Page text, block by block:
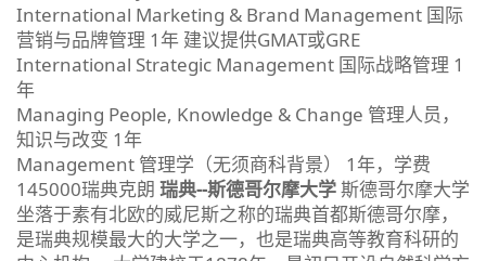
International Marketing & Brand Management 国际
营销与品牌管理 1年 建议提供GMAT或GRE
International Strategic Management 国际战略管理 1
年
Managing People, Knowledge & Change 管理人员，
知识与改变 1年
Management 管理学（无须商科背景） 1年，学费
145000瑞典克朗 瑞典--斯德哥尔摩大学斯德哥尔摩大学
坐落于素有北欧的威尼斯之称的瑞典首都斯德哥尔摩，
是瑞典规模最大的大学之一，也是瑞典高等教育科研的